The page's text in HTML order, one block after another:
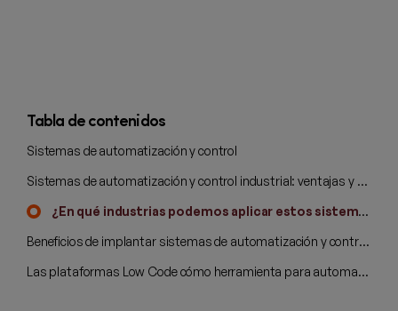
Tabla de contenidos
Sistemas de automatización y control
Sistemas de automatización y control industrial: ventajas y aplicaciones.
¿En qué industrias podemos aplicar estos sistemas de automatización y control?
Beneficios de implantar sistemas de automatización y control en tu empresa
Las plataformas Low Code cómo herramienta para automatizar y controlar procesos